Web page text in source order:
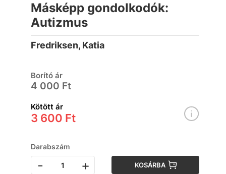
Másképp gondolkodók:
Autizmus
Fredriksen, Katia
Borító ár
4 000 Ft
Kötött ár
3 600 Ft
Darabszám
- + KOSÁRBA